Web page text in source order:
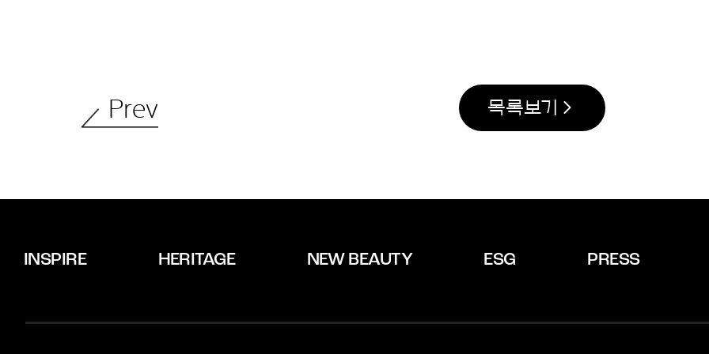
목록보기
Prev
HERITAGE
INSPIRE ESG PRESS
NEW BEAUTY